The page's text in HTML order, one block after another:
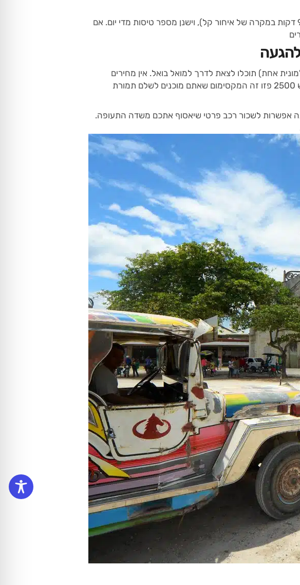
ממנילה תוכלו לטוס לסבו (שדה התעופה Mactan). הטיסה אורכת בדרך כלל כשעה (90 דקות במקרה של איחור קל), וישנן מספר טיסות מדי יום. אם
למונית אחת) תוכלו לצאת לדרך למואל בואל. אין מחירים
קבועים ליעד זה כך שעליכם להתמקח על המחיר הסופי עם נהג המונית ולתת לו לדעת ש 2500 פזו זה המקסימום שאתם מוכנים לשלם תמורת
אפשרות לשכור רכב פרטי שיאסוף אתכם משדה התעופה.